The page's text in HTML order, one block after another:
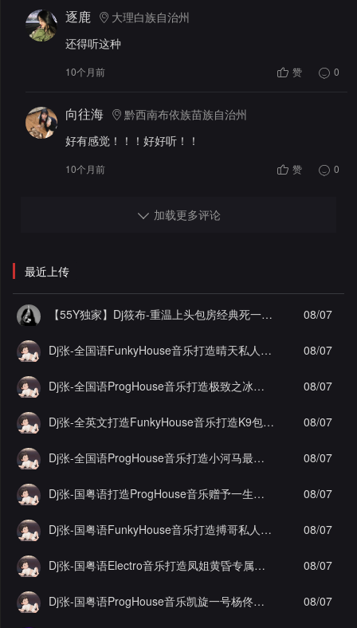
逐鹿
大理白族自治州
还得听这种
10个月前 赞 0
向往海
黔西南布依族苗族自治州
好有感觉！！！好好听！！
10个月前 赞 0
加载更多评论
最近上传
【55Y独家】Dj筱布-重温上头包房经典死一样的痛苦Electro串烧 08/07
Dj张-全国语FunkyHouse音乐打造晴天私人订制谁明浪子心实录串烧Vol.1 08/07
Dj张-全国语ProgHouse音乐打造极致之冰徐颖思漂泊的感情实录串烧Vol.30 08/07
Dj张-全英文打造FunkyHouse音乐打造K9包房实录串烧 08/07
Dj张-全国语ProgHouse音乐打造小河马最佳损友实录串烧Vol.1 08/07
Dj张-国粤语打造ProgHouse音乐赠予一生之敌酷佳实录串烧Vol.3 08/07
Dj张-国粤语FunkyHouse音乐打造搏哥私人定制泡沫实录串烧Vol.1 08/07
Dj张-国粤语Electro音乐打造凤姐黄昏专属实录串烧Vol.2 08/07
Dj张-国粤语ProgHouse音乐凯旋一号杨佟瑄杨小姐私人定制爱你但说不出口混搭实录串烧Vol.13 08/07